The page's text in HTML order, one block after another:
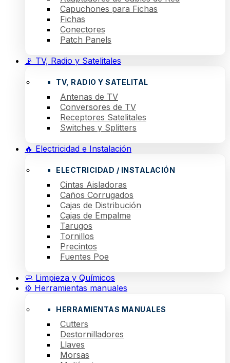
Capuchones para Fichas
Fichas
Conectores
Patch Panels
📡 TV, Radio y Satelitales
TV, RADIO Y SATELITAL
Antenas de TV
Conversores de TV
Receptores Satelitales
Switches y Splitters
🔥 Electricidad e Instalación
ELECTRICIDAD / INSTALACIÓN
Cintas Aisladoras
Caños Corrugados
Cajas de Distribución
Cajas de Empalme
Tarugos
Tornillos
Precintos
Fuentes Poe
🧼 Limpieza y Químicos
⚙️ Herramientas manuales
HERRAMIENTAS MANUALES
Cutters
Destornilladores
Llaves
Morsas